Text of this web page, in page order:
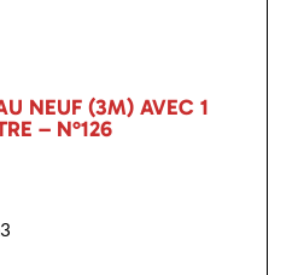
NEUF (3M) AVEC 1
– N°126